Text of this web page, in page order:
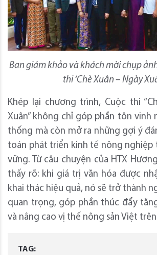
Ban giám khảo và khách mời chụp
thi ‘Chè Xuân – Ngày
Khép lại chương trình, Cuộc thi
Xuân” không chỉ góp phần tôn vinh
thống mà còn mở ra những gợi ý
toán phát triển kinh tế nông nghiệp
vững. Từ câu chuyện của HTX
thấy rõ: khi giá trị văn hóa được
khai thác hiệu quả, nó sẽ trở thành
quan trọng, góp phần thúc đẩy
và nâng cao vị thế nông sản Việt
TAG: